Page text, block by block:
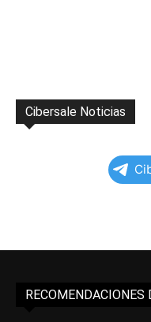
Cibersale Noticias
RECOMENDACIONES